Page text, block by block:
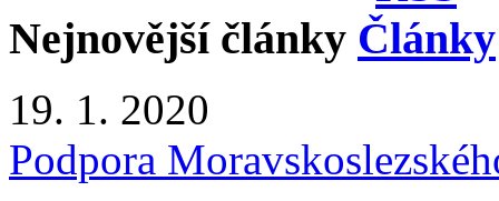
Nejnovější články
19. 1. 2020
Podpora